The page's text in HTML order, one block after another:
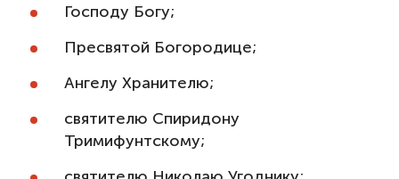
Господу Богу;
Пресвятой Богородице;
Ангелу Хранителю;
святителю Спиридону
Тримифунтскому;